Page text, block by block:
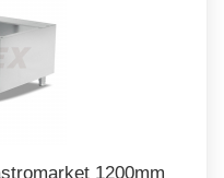
1200mm